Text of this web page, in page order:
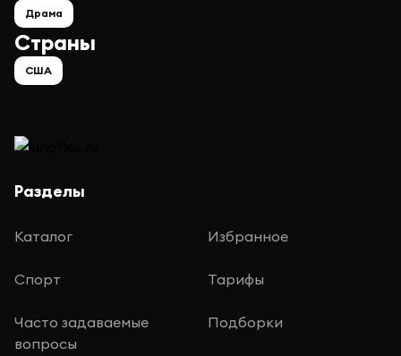
Страны
США
Драма
Разделы
Каталог Избранное
Спорт Тарифы
Часто задаваемые
вопросы
Подборки